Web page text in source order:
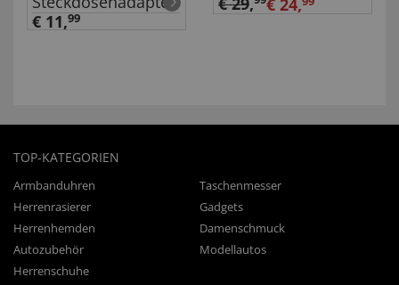
€ 11,99
TOP-KATEGORIEN
Armbanduhren
Taschenmesser
Herrenrasierer
Gadgets
Herrenhemden
Damenschmuck
Autozubehör
Modellautos
Herrenschuhe